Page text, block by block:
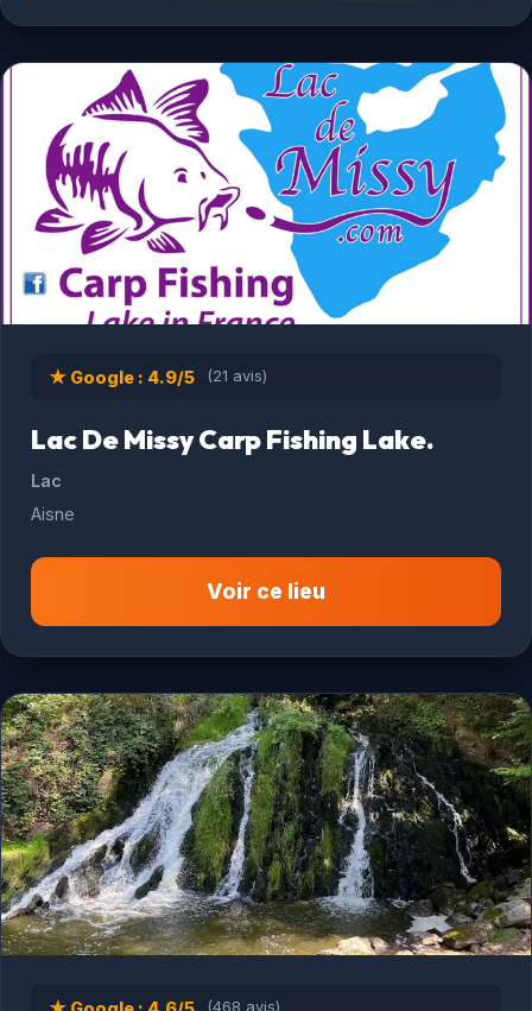
★ Google : 4.9/5 (21 avis)
Lac De Missy Carp Fishing Lake.
Lac
Aisne
Voir ce lieu
(468 avis)